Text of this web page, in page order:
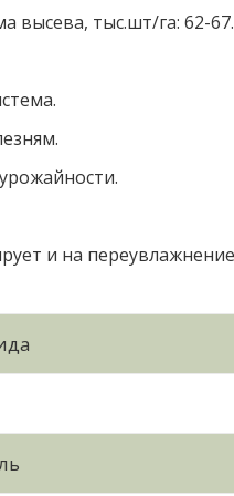
высева, тыс.шт/га: 62-67.
и на